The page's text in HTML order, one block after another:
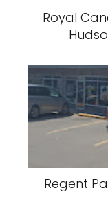
Royal
Regent